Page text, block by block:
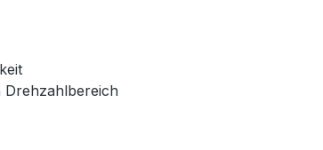
Drehzahlbereich